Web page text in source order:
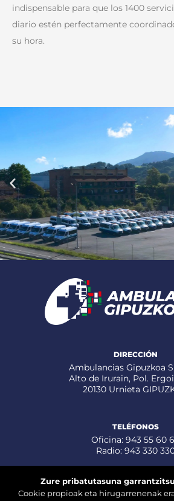
indispensable para que los 1400
diario estén perfectamente
su hora.
DIRECCIÓN
Ambulancias Gipuzkoa
Alto de Irurain, Pol.
20130 Urnieta
TELÉFONOS
Oficina: 943 55 60
Radio: 943 330
CORREO
Zure pribatutasuna
Cookie propioak eta hirugarrenenak